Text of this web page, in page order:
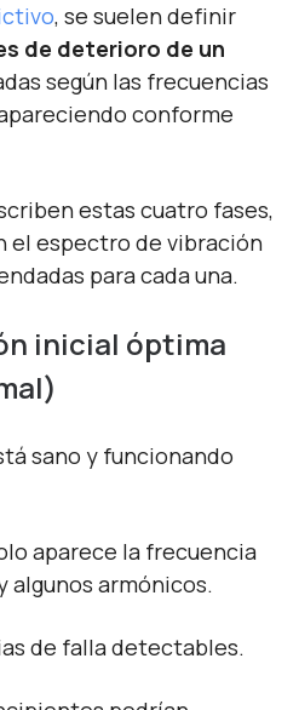
, se suelen definir
de deterioro de un
según las frecuencias
conforme
estas cuatro fases,
el espectro de vibración
para cada una.
inicial óptima
sano y funcionando
aparece la frecuencia
algunos armónicos.
de falla detectables.